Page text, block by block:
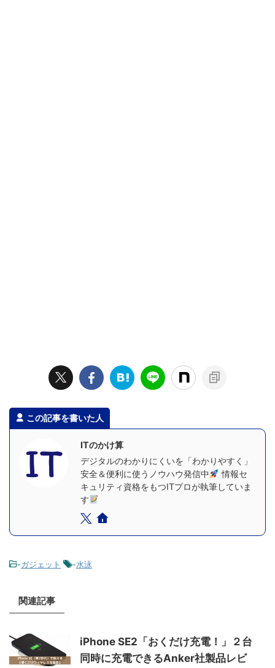
この記事を書いた人
ITのかけ算
デジタルのわかりにくいを「わかりやすく」
安全＆便利に使うノウハウ発信中
情報セ
キュリティ資格をもつITプロが執筆していま
す
-ガジェット -水泳
関連記事
iPhone SE2「おくだけ充電！」２台
同時に充電できるAnker社製品レビ